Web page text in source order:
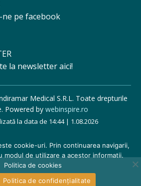
pe facebook
la newsletter aici!
Medical S.R.L. Toate drepturile
Powered by webinspire.ro
la data de 14:44 | 1.08.2026
cookie-uri. Prin continuarea navigarii,
modul de utilizare a acestor informatii.
Politica de cookies
Politica de confidențialitate